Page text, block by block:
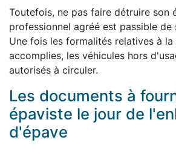
Toutefois, ne pas faire détruire son
professionnel agréé est passible de
Une fois les formalités relatives à
accomplies, les véhicules hors
autorisés à circuler.
Les documents à
épaviste le jour de
d'épave